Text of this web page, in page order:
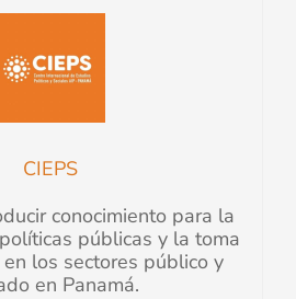
CIEPS
conocimiento para la
públicas y la toma
los sectores público y
en Panamá.